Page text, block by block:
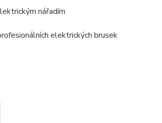
nářadím
elektrických brusek